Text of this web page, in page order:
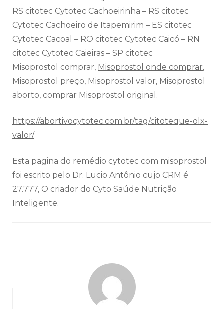
RS citotec Cytotec Cachoeirinha – RS citotec
Cytotec Cachoeiro de Itapemirim – ES citotec
Cytotec Cacoal – RO citotec Cytotec Caicó – RN
citotec Cytotec Caieiras – SP citotec
Misoprostol comprar, Misoprostol onde comprar,
Misoprostol preço, Misoprostol valor, Misoprostol
aborto, comprar Misoprostol original.
https://abortivocytotec.com.br/tag/citoteque-olx-
valor/
Esta pagina do remédio cytotec com misoprostol
foi escrito pelo Dr. Lucio Antônio cujo CRM é
27.777, O criador do Cyto Saúde Nutrição
Inteligente.